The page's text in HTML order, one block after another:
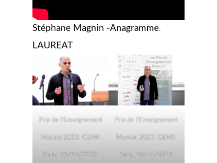
Stéphane Magnin -Anagramme.
LAUREAT
Prix de l’Enseignement
Musical 2023. CEMF.
Paris, 26/11/2023.
Prix de l’Enseignement
Musical 2023. CEMF.
Paris, 26/11/2023.